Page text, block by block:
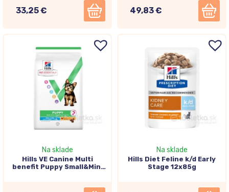
33,25 € 49,83 €
Na sklade
Hills VE Canine Multi
benefit Puppy Small&Mini
Na sklade
Hills Diet Feline k/d Early
Stage 12x85g